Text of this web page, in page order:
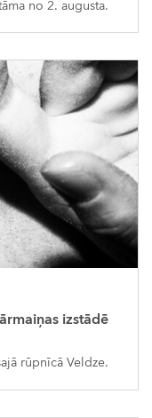
no 2. augusta.
izstādē
rūpnīcā Veldze.